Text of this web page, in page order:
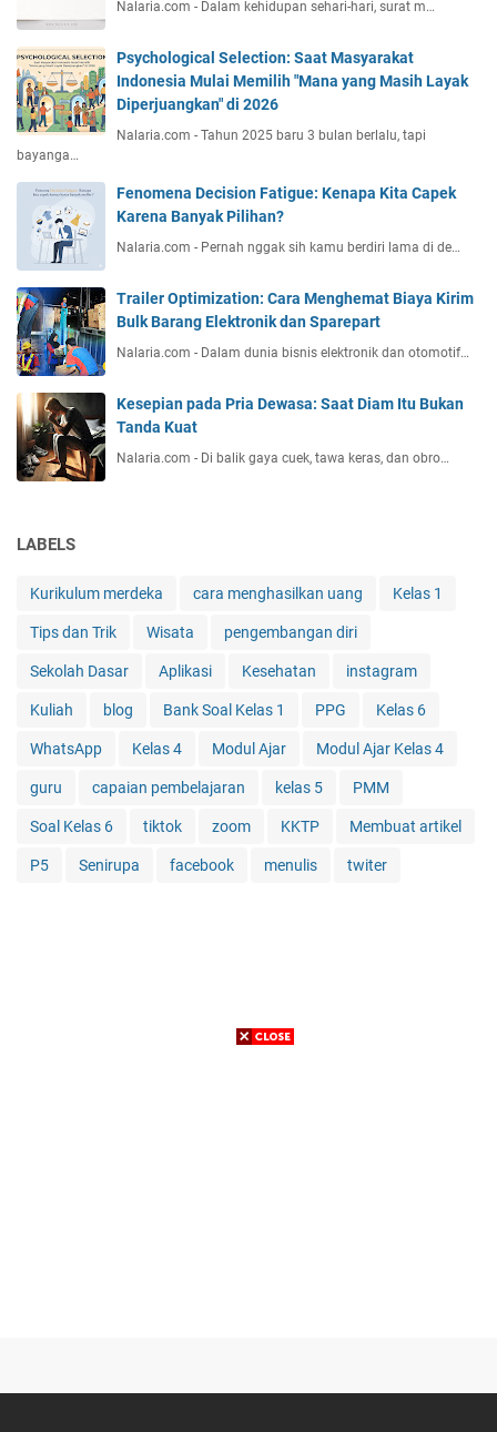
Nalaria.com - Dalam kehidupan sehari-hari, surat m…
Psychological Selection: Saat Masyarakat
Indonesia Mulai Memilih "Mana yang Masih Layak
Diperjuangkan" di 2026
Nalaria.com - Tahun 2025 baru 3 bulan berlalu, tapi
bayanga…
Fenomena Decision Fatigue: Kenapa Kita Capek
Karena Banyak Pilihan?
Nalaria.com - Pernah nggak sih kamu berdiri lama di de…
Trailer Optimization: Cara Menghemat Biaya Kirim
Bulk Barang Elektronik dan Sparepart
Nalaria.com - Dalam dunia bisnis elektronik dan otomotif…
Kesepian pada Pria Dewasa: Saat Diam Itu Bukan
Tanda Kuat
Nalaria.com - Di balik gaya cuek, tawa keras, dan obro…
LABELS
Kurikulum merdeka cara menghasilkan uang Kelas 1
Tips dan Trik Wisata pengembangan diri
Sekolah Dasar Aplikasi Kesehatan instagram
Kuliah blog Bank Soal Kelas 1 PPG Kelas 6
WhatsApp Kelas 4 Modul Ajar Modul Ajar Kelas 4
guru capaian pembelajaran kelas 5 PMM
Soal Kelas 6 tiktok zoom KKTP Membuat artikel
P5 Senirupa facebook menulis twiter